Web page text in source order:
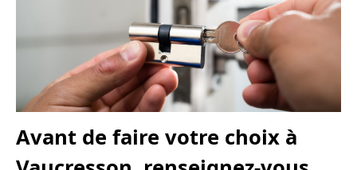
Avant de faire votre choix à